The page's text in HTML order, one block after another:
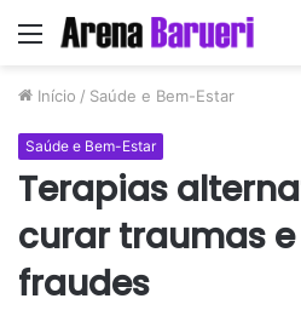
Menu
Início / Saúde e Bem-Estar
Saúde e Bem-Estar
Terapias
curar traumas
fraudes